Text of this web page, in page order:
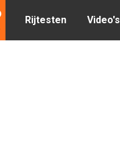
Rijtesten Video's